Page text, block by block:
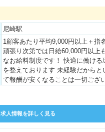
尼崎駅
1顧客あたり平均9,000円以上＋指
頑張り次第では日給60,000円以上
なお給料制度です！ 快適に働ける
を整えております 未経験だからと
て報酬が安くなることは一切ござ
90分×2本＝¥18,000 120分×1本＝
求人情報を詳しく見る